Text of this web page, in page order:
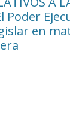
Poder
en